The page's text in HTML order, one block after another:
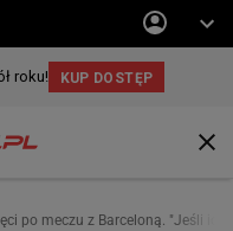
po meczu z Barceloną. "Jeśli ich